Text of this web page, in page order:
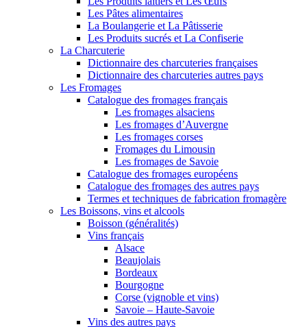
Les Pâtes alimentaires
La Boulangerie et La Pâtisserie
Les Produits sucrés et La Confiserie
La Charcuterie
Dictionnaire des charcuteries françaises
Dictionnaire des charcuteries autres pays
Les Fromages
Catalogue des fromages français
Les fromages alsaciens
Les fromages d’Auvergne
Les fromages corses
Fromages du Limousin
Les fromages de Savoie
Catalogue des fromages européens
Catalogue des fromages des autres pays
Termes et techniques de fabrication fromagère
Les Boissons, vins et alcools
Boisson (généralités)
Vins français
Alsace
Beaujolais
Bordeaux
Bourgogne
Corse (vignoble et vins)
Savoie – Haute-Savoie
Vins des autres pays